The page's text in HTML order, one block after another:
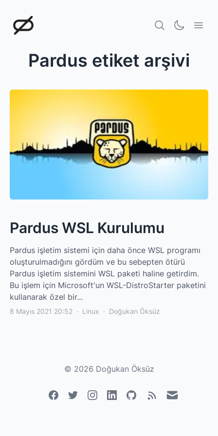
Doğukan Öksüz
Pardus etiket arşivi
Pardus WSL Kurulumu
Pardus işletim sistemi için daha önce WSL programı
oluşturulmadığını gördüm ve bu sebepten ötürü
Pardus işletim sistemini WSL paketi haline getirdim.
Bu işlem için Microsoft'un WSL-DistroStarter paketini
kullanarak özel bir...
8 Mayıs 2021 20:52 · Linux · Doğukan Öksüz
© 2026 Doğukan Öksüz